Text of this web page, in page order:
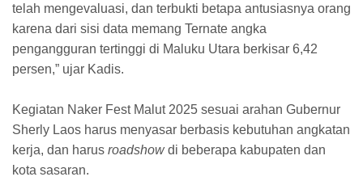
telah mengevaluasi, dan terbukti betapa antusiasnya orang
karena dari sisi data memang Ternate angka
pengangguran tertinggi di Maluku Utara berkisar 6,42
persen,” ujar Kadis.
Kegiatan Naker Fest Malut 2025 sesuai arahan Gubernur
Sherly Laos harus menyasar berbasis kebutuhan angkatan
kerja, dan harus roadshowdi beberapa kabupaten dan
kota sasaran.